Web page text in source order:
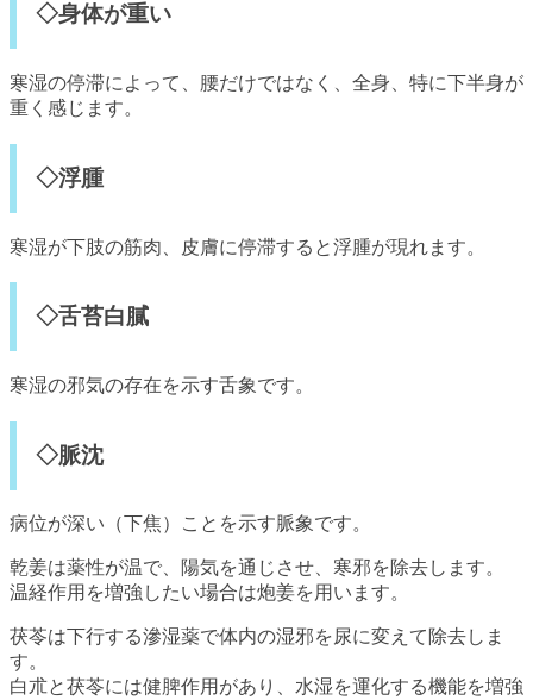
◇身体が重い
寒湿の停滞によって、腰だけではなく、全身、特に下半身が
重く感じます。
◇浮腫
寒湿が下肢の筋肉、皮膚に停滞すると浮腫が現れます。
◇舌苔白膩
寒湿の邪気の存在を示す舌象です。
◇脈沈
病位が深い（下焦）ことを示す脈象です。
乾姜は薬性が温で、陽気を通じさせ、寒邪を除去します。
温経作用を増強したい場合は炮姜を用います。
茯苓は下行する滲湿薬で体内の湿邪を尿に変えて除去しま
す。
白朮と茯苓には健脾作用があり、水湿を運化する機能を増強